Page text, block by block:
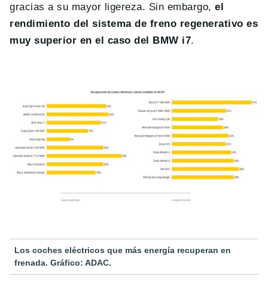
gracias a su mayor ligereza. Sin embargo,el
rendimiento del sistema de freno regenerativo es
muy superior en el caso del BMW i7.
Los coches eléctricos que más energía recuperan en
frenada. Gráfico: ADAC.